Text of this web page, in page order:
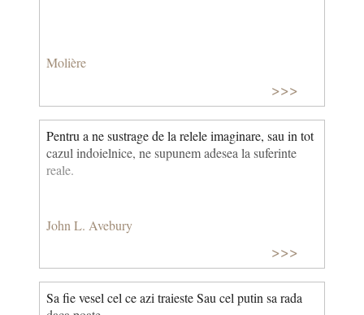
Molière
>>>
Pentru a ne sustrage de la relele imaginare, sau in tot
cazul indoielnice, ne supunem adesea la suferinte
reale.
John L. Avebury
>>>
Sa fie vesel cel ce azi traieste Sau cel putin sa rada